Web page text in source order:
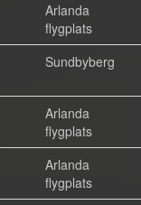
Arlanda
flygplats
Sundbyberg
Arlanda
flygplats
Arlanda
flygplats